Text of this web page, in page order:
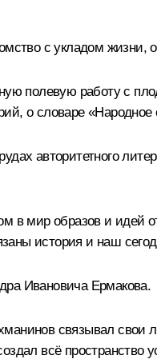
с укладом
полевую работу с
о словаре
авторитетного
в мир образов и идей
история и наш
Ивановича Ермакова.
связывал
всё